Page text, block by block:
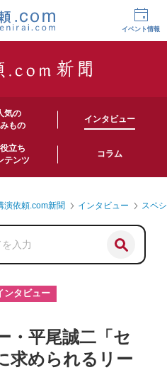
イベント情報
気の
もの
インタビュー
立ち
テンツ
コラム
演依頼.com新聞 インタビュー スペ
ンタビュー
・平尾誠二「セ
求められるリー